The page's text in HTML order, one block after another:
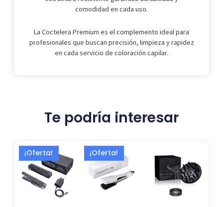
comodidad en cada uso.
La Coctelera Premium es el complemento ideal para
profesionales que buscan precisión, limpieza y rapidez
en cada servicio de coloración capilar.
Te podría interesar
¡Oferta!
precio
original
era:
339,00 €.
El
precio
actual
es:
224,13 €.
¡Oferta!
precio
original
era:
precio
actual
es: